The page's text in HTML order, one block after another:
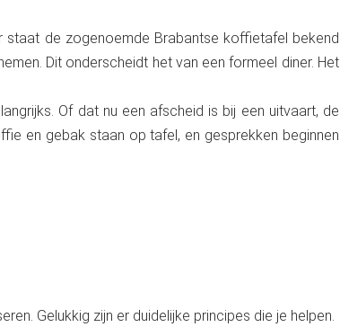
staat de zogenoemde Brabantse koffietafel bekend
Dit onderscheidt het van een formeel diner. Het
Of dat nu een afscheid is bij een uitvaart, de
en gebak staan op tafel, en gesprekken beginnen
Gelukkig zijn er duidelijke principes die je helpen.